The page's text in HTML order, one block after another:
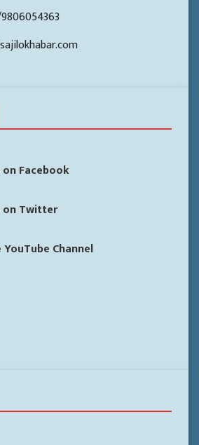
Facebook
on Twitter
YouTube Channel